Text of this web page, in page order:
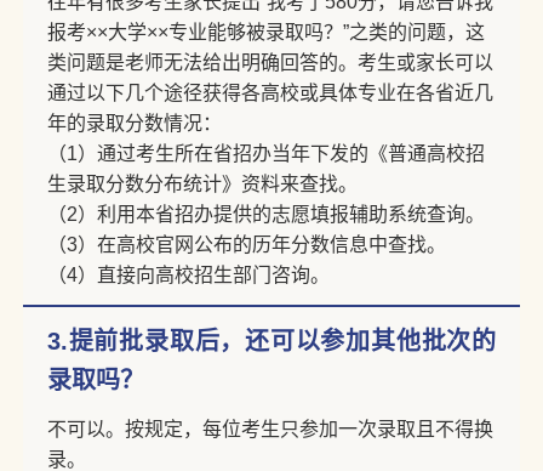
报考××大学××专业能够被录取吗？”之类的问题，这
类问题是老师无法给出明确回答的。考生或家长可以
通过以下几个途径获得各高校或具体专业在各省近几
年的录取分数情况：
（1）通过考生所在省招办当年下发的《普通高校招
生录取分数分布统计》资料来查找。
（2）利用本省招办提供的志愿填报辅助系统查询。
（3）在高校官网公布的历年分数信息中查找。
（4）直接向高校招生部门咨询。
3.提前批录取后，还可以参加其他批次的
录取吗？
不可以。按规定，每位考生只参加一次录取且不得换
录。